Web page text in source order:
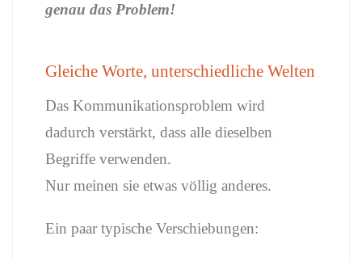
genau das Problem!
Gleiche Worte, unterschiedliche Welten
Das Kommunikationsproblem wird
dadurch verstärkt, dass alle dieselben
Begriffe verwenden.
Nur meinen sie etwas völlig anderes.
Ein paar typische Verschiebungen: